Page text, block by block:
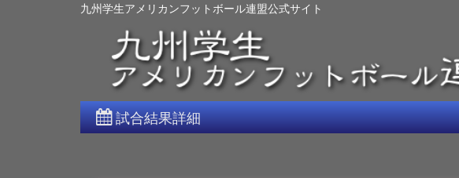
九州学生アメリカンフットボール連盟公式サイト
試合結果詳細